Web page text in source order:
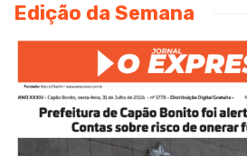
Edição da Semana